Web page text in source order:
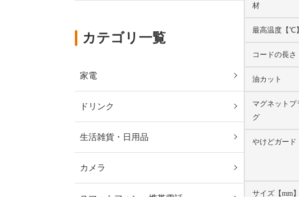
材
最高温度【℃】
コードの長さ
油カット
マグネットプ
グ
やけどガード
サイズ【mm】
カテゴリ一覧
家電
ドリンク
生活雑貨・日用品
カメラ